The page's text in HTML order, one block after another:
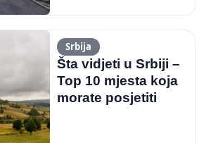
Srbija
Šta vidjeti u Srbiji –
Top 10 mjesta koja
morate posjetiti